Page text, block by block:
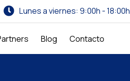
Lunes a viernes: 9:00h - 18:00h
Blog Contacto